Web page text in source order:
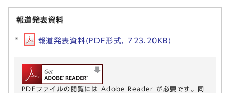
報道発表資料
報道発表資料(PDF形式, 723.20KB)
PDFファイルの閲覧には Adobe Reader が必要です。同